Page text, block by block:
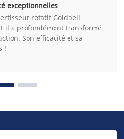
exceptionnelles
rotatif Goldbell
il a profondément transformé
Son efficacité et sa
!